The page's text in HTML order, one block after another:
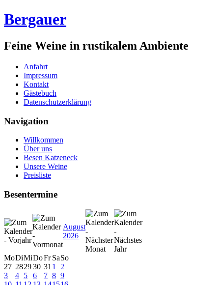
Bergauer
Feine Weine in rustikalem Ambiente
Anfahrt
Impressum
Kontakt
Gästebuch
Datenschutzerklärung
Navigation
Willkommen
Über uns
Besen Katzeneck
Unsere Weine
Preisliste
Besentermine
August
2026
MoDiMiDoFr SaSo
27 282930 31 1
2
3
4 5 6 7 8 9